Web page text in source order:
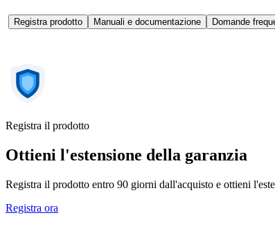
Registra prodotto Manuali e documentazione Domande
Registra il prodotto
Ottieni l'estensione della garanzia
Registra il prodotto entro 90 giorni dall'acquisto e ottieni
Registra ora